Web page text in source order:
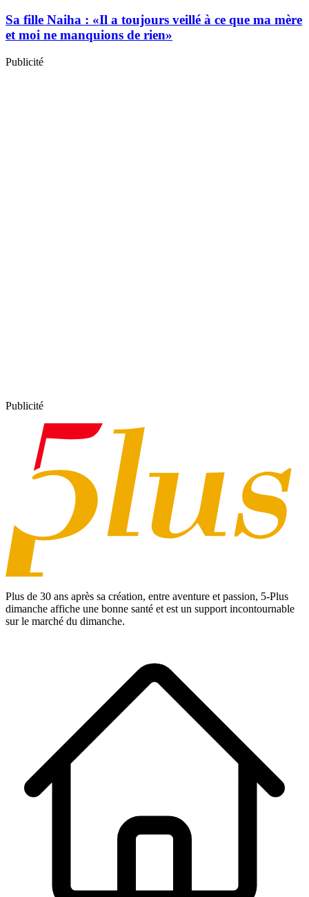
Sa fille Naiha : «Il a toujours veillé à ce que ma mère
et moi ne manquions de rien»
Publicité
Publicité
Plus de 30 ans après sa création, entre aventure et passion, 5-Plus
dimanche affiche une bonne santé et est un support incontournable
sur le marché du dimanche.